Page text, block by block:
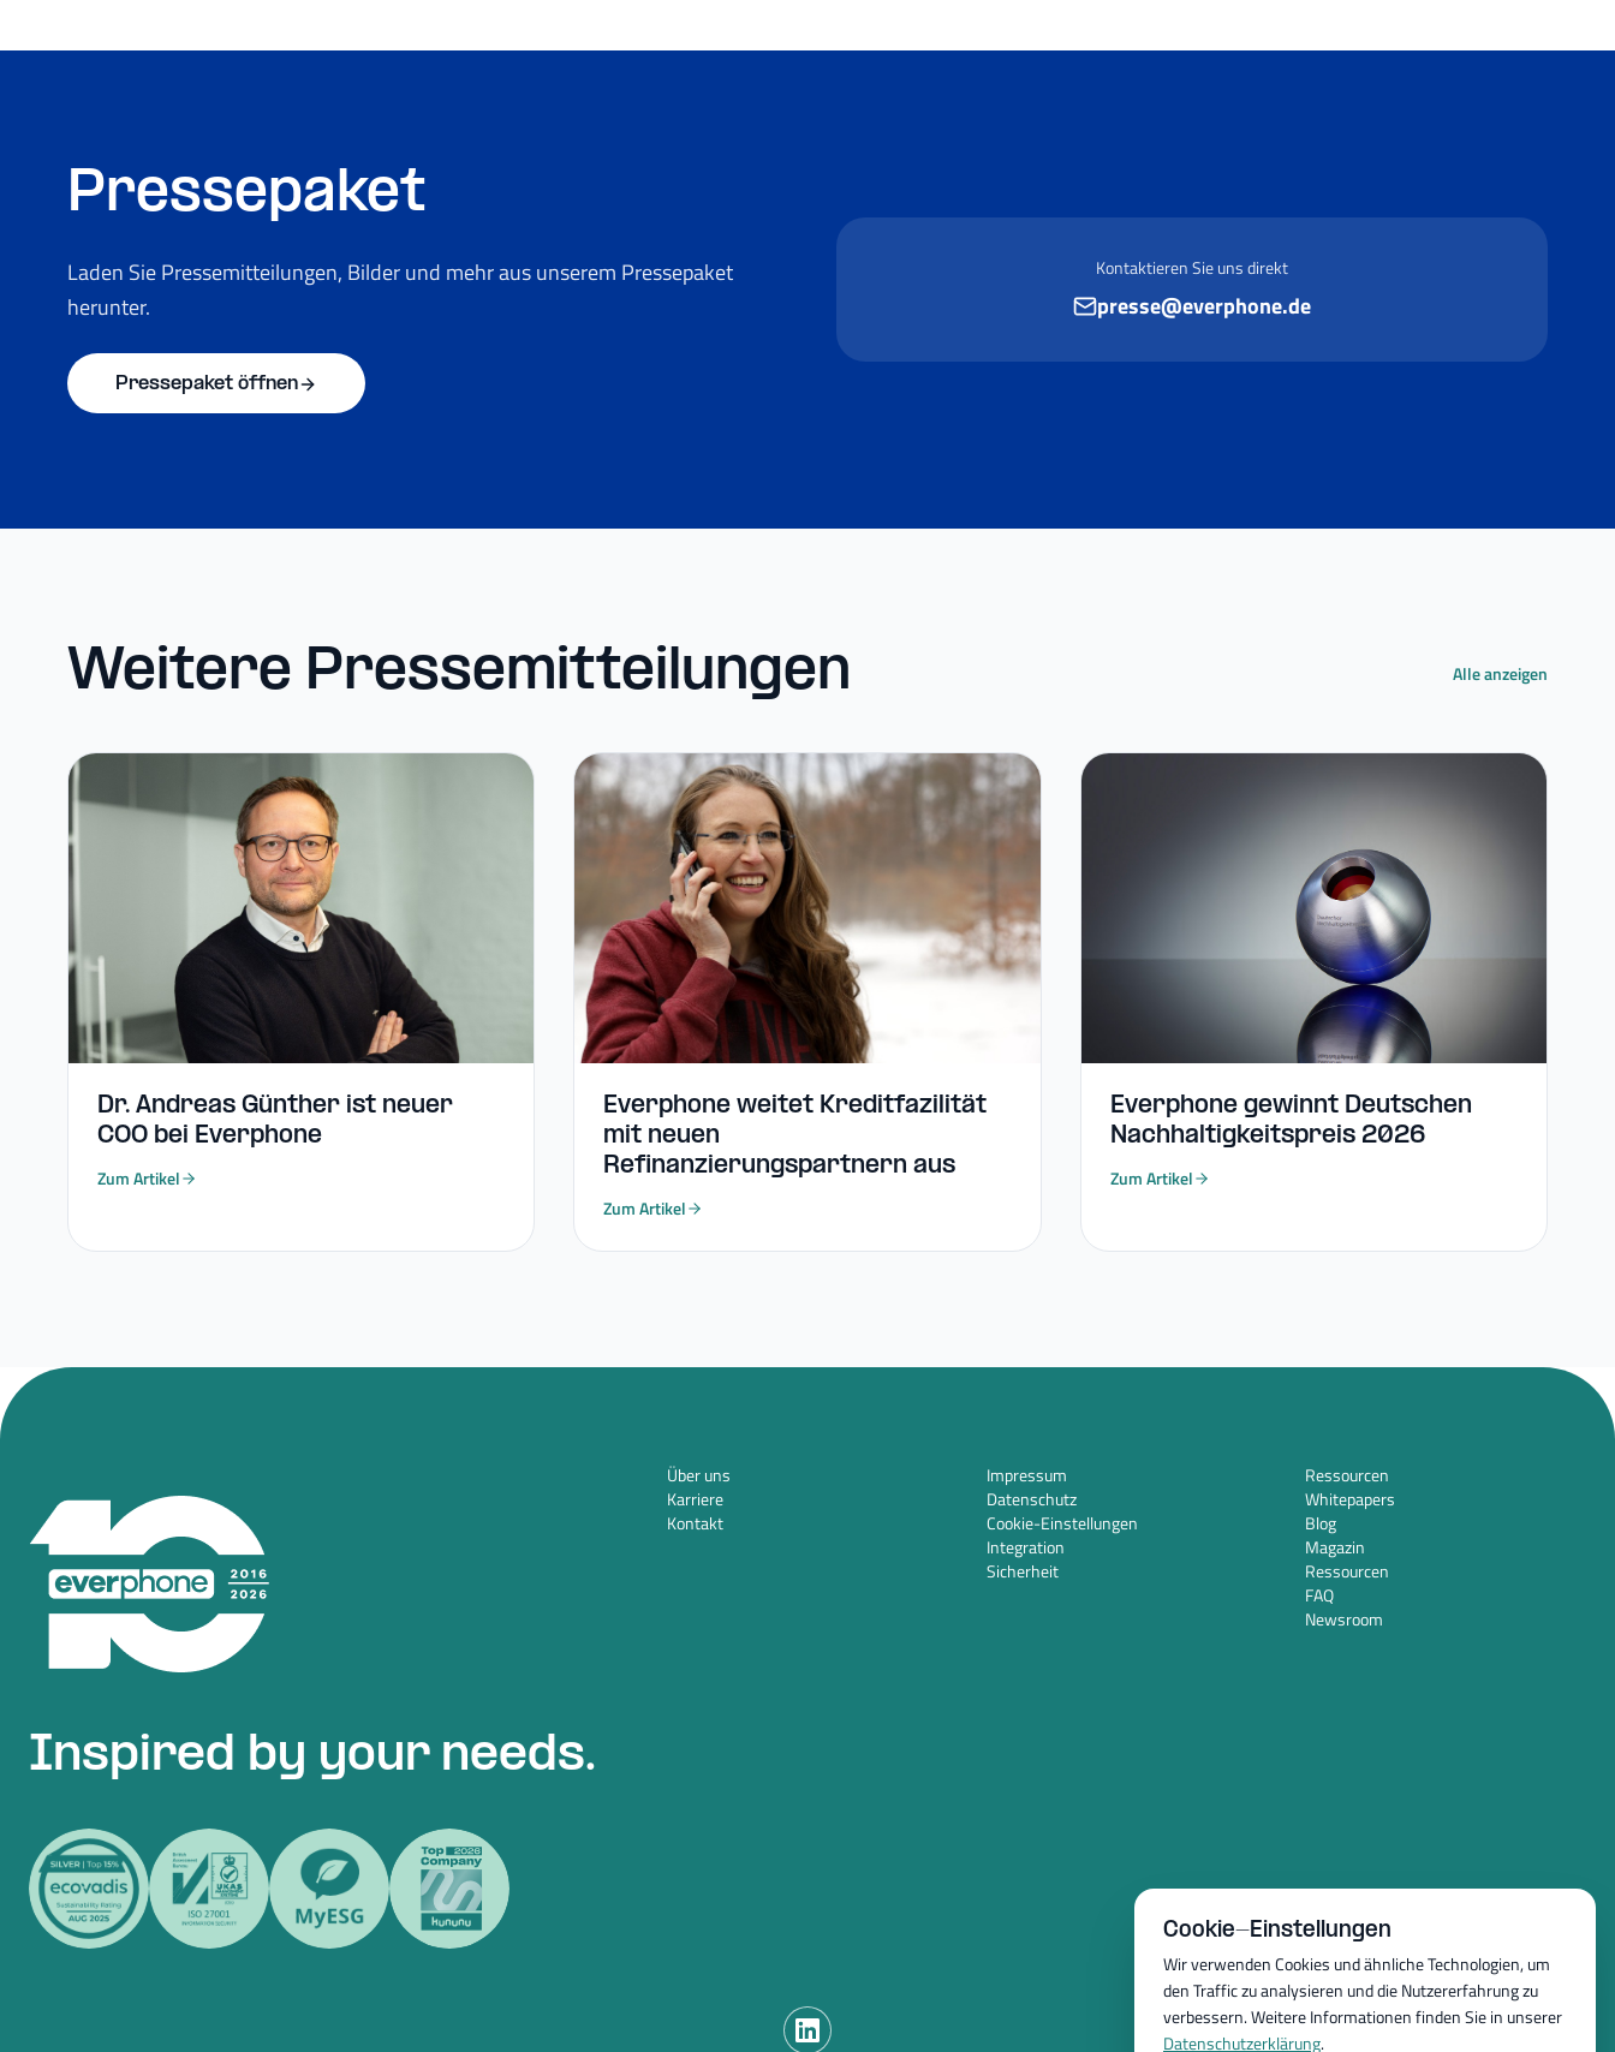
Pressepaket
Laden Sie Pressemitteilungen, Bilder und mehr aus unserem Pressepaket
herunter.
Pressepaket öffnen
Kontaktieren Sie uns direkt
presse@everphone.de
Weitere Pressemitteilungen Alle anzeigen
Dr. Andreas Günther ist neuer
COO bei Everphone
Zum Artikel
Everphone weitet Kreditfazilität
mit neuen
Refinanzierungspartnern aus
Zum Artikel
Everphone gewinnt Deutschen
Nachhaltigkeitspreis 2026
Zum Artikel
Inspired by your needs.
Über uns
Karriere
Kontakt
Impressum
Datenschutz
Cookie-Einstellungen
Integration
Sicherheit
Ressourcen
Whitepapers
Blog
Magazin
Ressourcen
FAQ
Newsroom
Cookie-Einstellungen
Wir verwenden Cookies und ähnliche Technologien, um
den Traffic zu analysieren und die Nutzererfahrung zu
verbessern. Weitere Informationen finden Sie in unserer
Datenschutzerklärung.